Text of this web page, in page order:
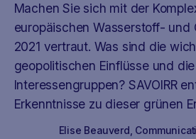
Machen Sie sich mit der
europäischen Wasserstoff- und
2021 vertraut. Was sind die
geopolitischen Einflüsse und
Interessengruppen? SAVOIRR
Erkenntnisse zu dieser grünen
Elise Beauverd